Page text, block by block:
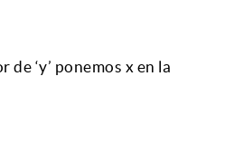
‘y’ ponemos x en la